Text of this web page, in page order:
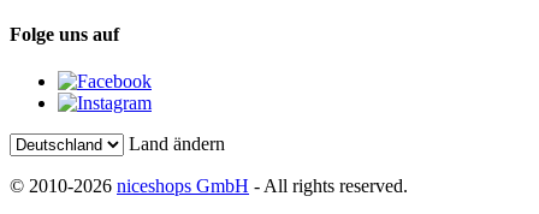
Folge uns auf
Land ändern
© 2010-2026 niceshops GmbH - All rights reserved.